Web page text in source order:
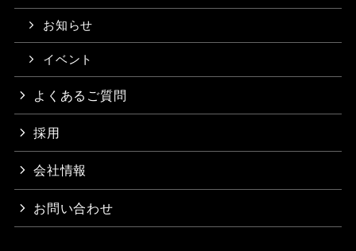
お知らせ
イベント
よくあるご質問
採用
会社情報
お問い合わせ